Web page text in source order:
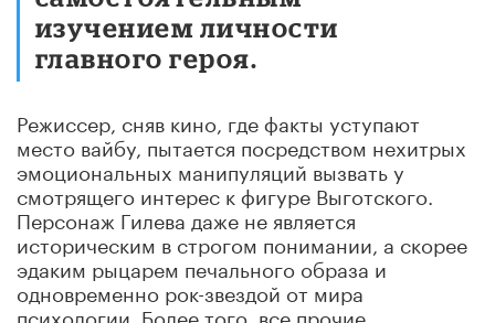
изучением личности
главного героя.
Режиссер, сняв кино, где факты уступают
место вайбу, пытается посредством нехитрых
эмоциональных манипуляций вызвать у
смотрящего интерес к фигуре Выготского.
Персонаж Гилева даже не является
историческим в строгом понимании, а скорее
эдаким рыцарем печального образа и
одновременно рок-звездой от мира
психологии. Более того, все прочие